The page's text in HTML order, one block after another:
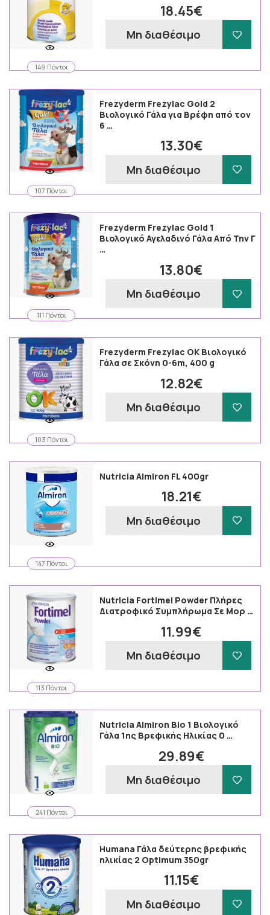
149 Πόντοι
18.45€
Μη διαθέσιμο
107 Πόντοι
Frezyderm Frezylac Gold 2
Βιολογικό Γάλα για Βρέφη από τον
6 …
13.30€
Μη διαθέσιμο
111 Πόντοι
Frezyderm Frezylac Gold 1
Βιολογικό Αγελαδινό Γάλα Από Την Γ
…
13.80€
Μη διαθέσιμο
103 Πόντοι
Frezyderm Frezylac OK Βιολογικό
Γάλα σε Σκόνη 0-6m, 400 g
12.82€
Μη διαθέσιμο
147 Πόντοι
Nutricia Almiron FL 400gr
18.21€
Μη διαθέσιμο
113 Πόντοι
Nutricia Fortimel Powder Πλήρες
Διατροφικό Συμπλήρωμα Σε Μορ …
11.99€
Μη διαθέσιμο
241 Πόντοι
Nutricia Almiron Bio 1 Βιολογικό
Γάλα 1ης Βρεφικής Ηλικίας 0 …
29.89€
Μη διαθέσιμο
Humana Γάλα δεύτερης βρεφικής
ηλικίας 2 Optimum 350gr
11.15€
Μη διαθέσιμο